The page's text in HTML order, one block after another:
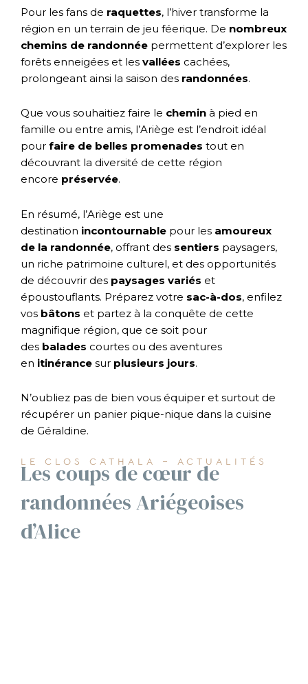
LE CLOS CATHALA – ACTUALITÉS
Les coups de cœur de
randonnées Ariégeoises
d’Alice
Pour les fans de raquettes, l’hiver transforme la
région en un terrain de jeu féerique. De nombreux
chemins de randonnée permettent d’explorer les
forêts enneigées et les vallées cachées,
prolongeant ainsi la saison des randonnées.
Que vous souhaitiez faire le chemin à pied en
famille ou entre amis, l’Ariège est l’endroit idéal
pour faire de belles promenades tout en
découvrant la diversité de cette région
encore préservée.
En résumé, l’Ariège est une
destination incontournable pour les amoureux
de la randonnée, offrant des sentiers paysagers,
un riche patrimoine culturel, et des opportunités
de découvrir des paysages variés et
époustouflants. Préparez votre sac-à-dos, enfilez
vos bâtons et partez à la conquête de cette
magnifique région, que ce soit pour
des balades courtes ou des aventures
en itinérance sur plusieurs jours.
N’oubliez pas de bien vous équiper et surtout de
récupérer un panier pique-nique dans la cuisine
de Géraldine.